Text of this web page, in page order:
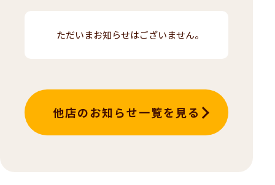
ただいまお知らせはございません。
他店のお知らせ一覧を見る